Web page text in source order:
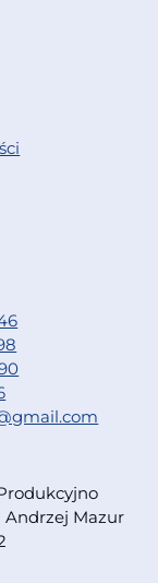
Andrzej Mazur